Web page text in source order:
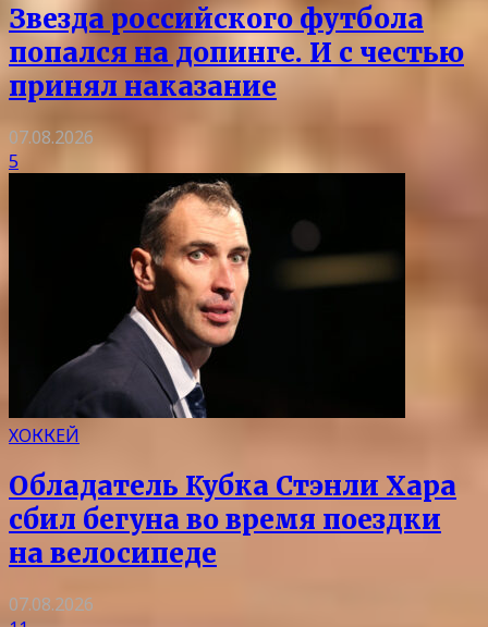
Звезда российского футбола
попался на допинге. И с честью
принял наказание
07.08.2026
5
ХОККЕЙ
Обладатель Кубка Стэнли Хара
сбил бегуна во время поездки
на велосипеде
07.08.2026